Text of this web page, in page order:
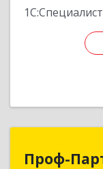
1С:Специалист
Проф-